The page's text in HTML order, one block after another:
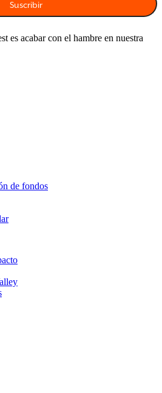
es acabar con el hambre en nuestra
de fondos